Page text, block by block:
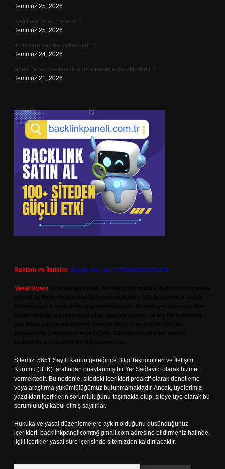
Temmuz 25, 2026
Kağıt ağırlıkları nelerdir ?
Temmuz 25, 2026
4 numara saç ne kadar uzun ?
Temmuz 24, 2026
Anne bebek çantası doğum sırasında gerekli midir ?
Temmuz 21, 2026
Reklam ve İletişim: Skype: live:.cid.575569c608265c69
Yasal Uyarı:
Sitemiz, 5651 Sayılı Kanun gereğince Bilgi Teknolojileri ve İletişim
Kurumu (BTK) tarafından onaylanmış bir Yer Sağlayıcı olarak hizmet
vermektedir. Bu nedenle, sitedeki içerikleri proaktif olarak denetleme
veya araştırma yükümlülüğümüz bulunmamaktadır. Ancak, üyelerimiz
yazdıkları içeriklerin sorumluluğunu taşımakta olup, siteye üye olarak bu
sorumluluğu kabul etmiş sayılırlar.
Hukuka ve yasal düzenlemelere aykırı olduğunu düşündüğünüz
içerikleri, backlinkpanelicomtr@gmail.com adresine bildirmeniz halinde,
ilgili içerikler yasal süre içerisinde sitemizden kaldırılacaktır.